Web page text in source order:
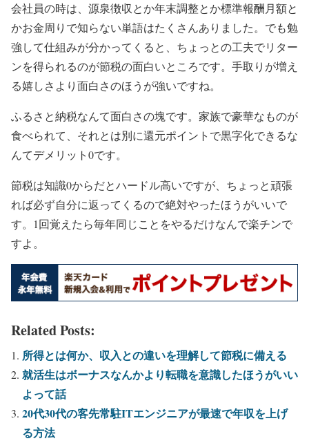
会社員の時は、源泉徴収とか年末調整とか標準報酬月額と
かお金周りで知らない単語はたくさんありました。でも勉
強して仕組みが分かってくると、ちょっとの工夫でリター
ンを得られるのが節税の面白いところです。手取りが増え
る嬉しさより面白さのほうが強いですね。
ふるさと納税なんて面白さの塊です。家族で豪華なものが
食べられて、それとは別に還元ポイントで黒字化できるな
んてデメリット0です。
節税は知識0からだとハードル高いですが、ちょっと頑張
れば必ず自分に返ってくるので絶対やったほうがいいで
す。1回覚えたら毎年同じことをやるだけなんで楽チンで
すよ。
Related Posts:
所得とは何か、収入との違いを理解して節税に備える
就活生はボーナスなんかより転職を意識したほうがいい
よって話
20代30代の客先常駐ITエンジニアが最速で年収を上げ
る方法